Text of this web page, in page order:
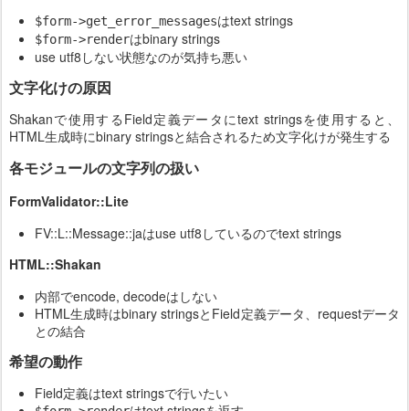
$form->get_error_messagesはtext strings
$form->renderはbinary strings
use utf8しない状態なのが気持ち悪い
文字化けの原因
Shakanで使用するField定義データにtext stringsを使用すると、
HTML生成時にbinary stringsと結合されるため文字化けが発生する
各モジュールの文字列の扱い
FormValidator::Lite
FV::L::Message::jaはuse utf8しているのでtext strings
HTML::Shakan
内部でencode, decodeはしない
HTML生成時はbinary stringsとField定義データ、requestデータ
との結合
希望の動作
Field定義はtext stringsで行いたい